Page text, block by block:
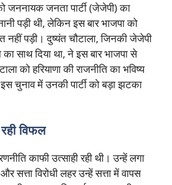
जननायक जनता पार्टी (जेजेपी) का
पड़ी थी, लेकिन इस बार भाजपा को
नहीं पड़ी। दुष्यंत चौटाला, जिनकी जेजेपी
साथ दिया था, ने इस बार भाजपा से
को हरियाणा की राजनीति का भविष्य
चुनाव में उनकी पार्टी को बड़ा झटका
विफल
काफी उत्साही रही थी। उन्हें लगा
सत्ता विरोधी लहर उन्हें सत्ता में वापस